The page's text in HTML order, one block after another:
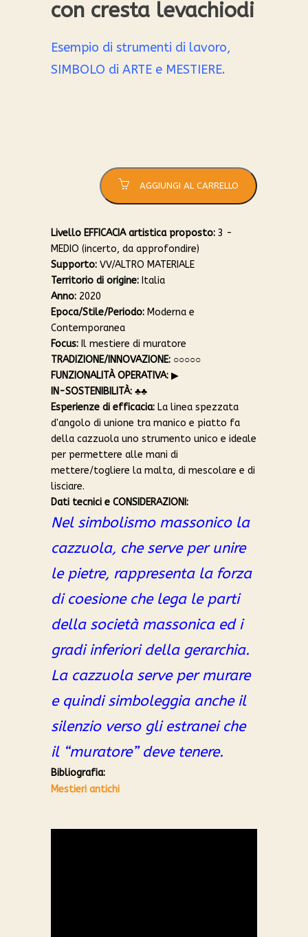
con cresta levachiodi
Esempio di strumenti di lavoro,
SIMBOLO di ARTE e MESTIERE.
AGGIUNGI AL CARRELLO
Livello EFFICACIA artistica proposto: 3 -
MEDIO (incerto, da approfondire)
Supporto: VV/ALTRO MATERIALE
Territorio di origine: Italia
Anno: 2020
Epoca/Stile/Periodo: Moderna e
Contemporanea
Focus: Il mestiere di muratore
TRADIZIONE/INNOVAZIONE: ○○○○○
FUNZIONALITÀ OPERATIVA: ▶︎
IN-SOSTENIBILITÀ: ♣︎♣︎
Esperienze di efficacia: La linea spezzata
d'angolo di unione tra manico e piatto fa
della cazzuola uno strumento unico e ideale
per permettere alle mani di
mettere/togliere la malta, di mescolare e di
lisciare.
Dati tecnici e CONSIDERAZIONI:
Nel simbolismo massonico la
cazzuola, che serve per unire
le pietre, rappresenta la forza
di coesione che lega le parti
della società massonica ed i
gradi inferiori della gerarchia.
La cazzuola serve per murare
e quindi simboleggia anche il
silenzio verso gli estranei che
il “muratore” deve tenere.
Bibliografia:
Mestieri antichi